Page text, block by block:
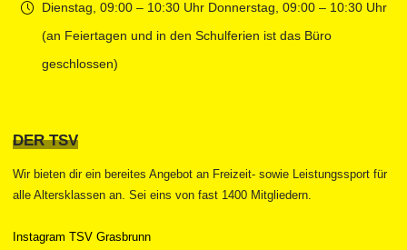
Dienstag, 09:00 – 10:30 Uhr Donnerstag, 09:00 – 10:30 Uhr
(an Feiertagen und in den Schulferien ist das Büro
geschlossen)
DER TSV
Wir bieten dir ein bereites Angebot an Freizeit- sowie Leistungssport für
alle Altersklassen an. Sei eins von fast 1400 Mitgliedern.
Instagram TSV Grasbrunn